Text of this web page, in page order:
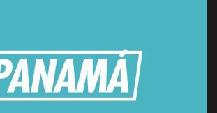
por Martín Canziani